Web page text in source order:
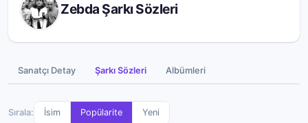
Zebda Şarkı Sözleri
Sanatçı Detay Şarkı Sözleri Albümleri
Sırala: İsim Popülarite Yeni